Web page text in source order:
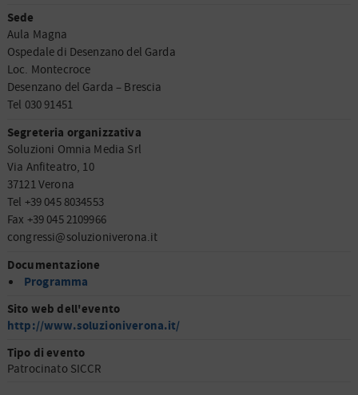
Sede
Aula Magna
Ospedale di Desenzano del Garda
Loc. Montecroce
Desenzano del Garda – Brescia
Tel 030 91451
Segreteria organizzativa
Soluzioni Omnia Media Srl
Via Anfiteatro, 10
37121 Verona
Tel +39 045 8034553
Fax +39 045 2109966
congressi@soluzioniverona.it
Documentazione
Programma
Sito web dell'evento
http://www.soluzioniverona.it/
Tipo di evento
Patrocinato SICCR